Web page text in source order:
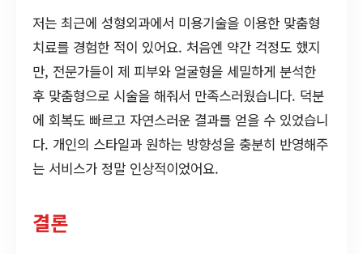
저는 최근에 성형외과에서 미용기술을 이용한 맞춤형
치료를 경험한 적이 있어요. 처음엔 약간 걱정도 했지
만, 전문가들이 제 피부와 얼굴형을 세밀하게 분석한
후 맞춤형으로 시술을 해줘서 만족스러웠습니다. 덕분
에 회복도 빠르고 자연스러운 결과를 얻을 수 있었습니
다. 개인의 스타일과 원하는 방향성을 충분히 반영해주
는 서비스가 정말 인상적이었어요.
결론